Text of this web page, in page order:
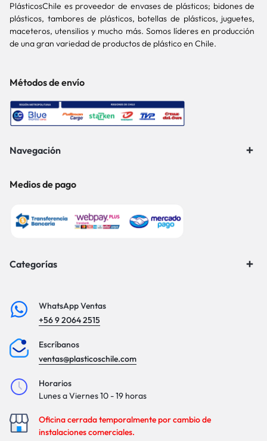
PlásticosChile es proveedor de envases de plásticos; bidones de
plásticos, tambores de plásticos, botellas de plásticos, juguetes,
maceteros, utensilios y mucho más. Somos líderes en producción
de una gran variedad de productos de plástico en Chile.
Métodos de envío
Navegación
Medios de pago
Categorías
WhatsApp Ventas
+56 9 2064 2515
Escríbanos
ventas@plasticoschile.com
Horarios
Lunes a Viernes 10 - 19 horas
Oficina cerrada temporalmente por cambio de
instalaciones comerciales.